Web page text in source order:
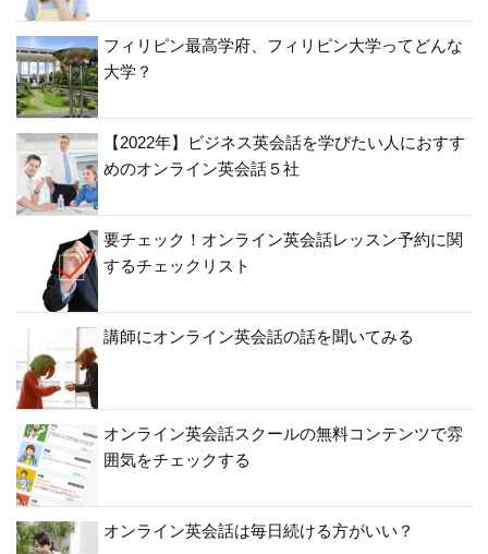
フィリピン最高学府、フィリピン大学ってどんな
大学？
【2022年】ビジネス英会話を学びたい人におすす
めのオンライン英会話５社
要チェック！オンライン英会話レッスン予約に関
するチェックリスト
講師にオンライン英会話の話を聞いてみる
オンライン英会話スクールの無料コンテンツで雰
囲気をチェックする
オンライン英会話は毎日続ける方がいい？